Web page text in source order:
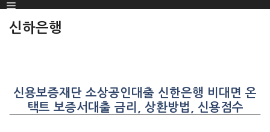
SKIP
TO
Menu
신하은행
신용보증재단 소상공인대출 신한은행 비대면 온
택트 보증서대출 금리, 상환방법, 신용점수